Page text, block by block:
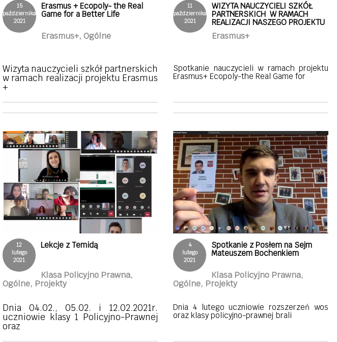
15
października
2021
Erasmus + Ecopoly- the Real
Game for a Better Life
Erasmus+, Ogólne
Wizyta nauczycieli szkół partnerskich
w ramach realizacji projektu Erasmus
+
11
października
2021
WIZYTA NAUCZYCIELI SZKÓŁ
PARTNERSKICH W RAMACH
REALIZACJI NASZEGO PROJEKTU
Erasmus+
Spotkanie nauczycieli w ramach projektu
Erasmus+ Ecopoly-the Real Game for
12
lutego
2021
Lekcje z Temidą
Klasa Policyjno Prawna,
Ogólne, Projekty
Dnia 04.02., 05.02. i 12.02.2021r.
uczniowie klasy 1 Policyjno-Prawnej
oraz
4
lutego
2021
Spotkanie z Posłem na Sejm
Mateuszem Bochenkiem
Klasa Policyjno Prawna,
Ogólne, Projekty
Dnia 4 lutego uczniowie rozszerzeń wos
oraz klasy policyjno-prawnej brali